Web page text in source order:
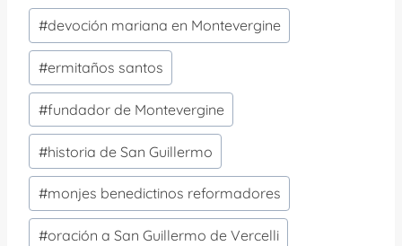
Etiquetas
de
la
entrada:
#devoción mariana en Montevergine
#ermitaños santos
#fundador de Montevergine
#historia de San Guillermo
#monjes benedictinos reformadores
#oración a San Guillermo de Vercelli